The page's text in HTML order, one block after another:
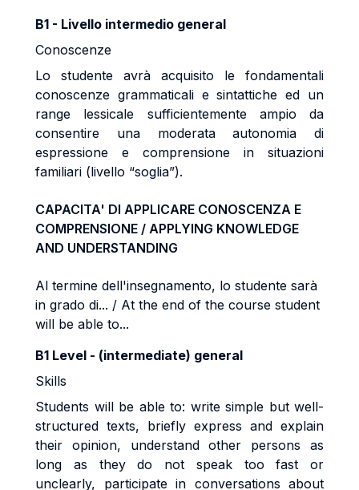
B1 - Livello intermedio general
Conoscenze
Lo studente avrà acquisito le fondamentali
conoscenze grammaticali e sintattiche ed un
range lessicale sufficientemente ampio da
consentire una moderata autonomia di
espressione e comprensione in situazioni
familiari (livello “soglia”).
CAPACITA' DI APPLICARE CONOSCENZA E
COMPRENSIONE / APPLYING KNOWLEDGE
AND UNDERSTANDING
Al termine dell'insegnamento, lo studente sarà
in grado di... / At the end of the course student
will be able to...
B1 Level - (intermediate) general
Skills
Students will be able to: write simple but well-
structured texts, briefly express and explain
their opinion, understand other persons as
long as they do not speak too fast or
unclearly, participate in conversations about